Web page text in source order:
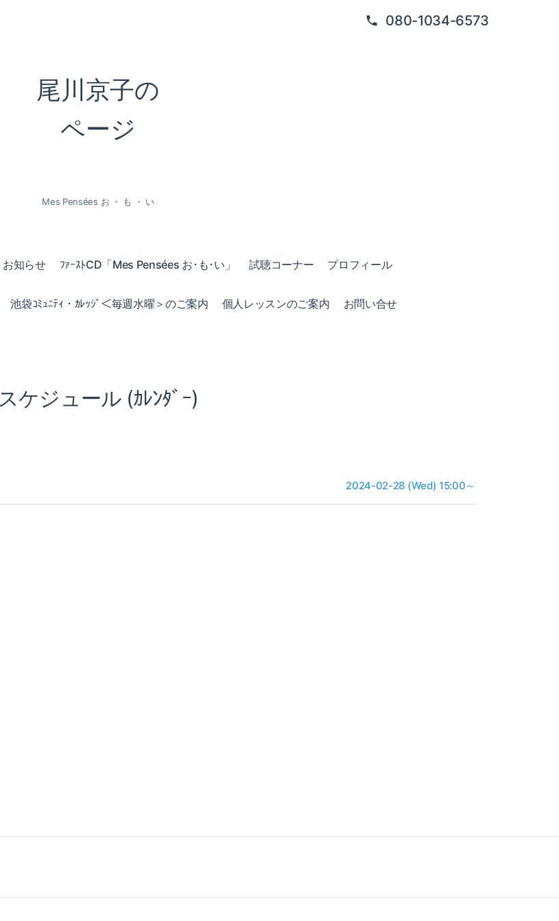
080-1034-6573
尾川京子の
ページ
Mes Pensées お ・ も ・ い
お知らせ ﾌｧｰｽﾄCD「Mes Pensées お･も･い」 試聴コーナー プロフィール
池袋ｺﾐｭﾆﾃｨ・ｶﾚｯｼﾞ＜毎週水曜＞のご案内 個人レッスンのご案内 お問い合せ
スケジュール (ｶﾚﾝﾀﾞｰ)
2024-02-28 (Wed) 15:00～